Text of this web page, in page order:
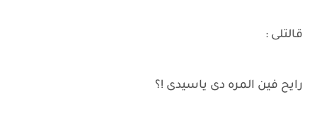
قالتلى :
رايح فين المره دى ياسيدى !؟